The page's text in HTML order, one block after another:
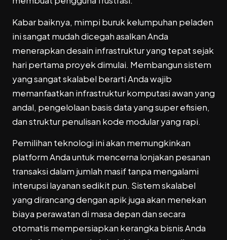
Kabar baiknya, mimpi buruk kelumpuhan peladen
ini sangat mudah dicegah asalkan Anda
menerapkan desain infrastruktur yang tepat sejak
hari pertama proyek dimulai. Membangun sistem
yang sangat skalabel berarti Anda wajib
memanfaatkan infrastruktur komputasi awan yang
andal, pengelolaan basis data yang super efisien,
dan struktur penulisan kode modular yang rapi.
Pemilihan teknologi ini akan memungkinkan
platform Anda untuk mencerna lonjakan pesanan
transaksi dalam jumlah masif tanpa mengalami
interupsi layanan sedikit pun. Sistem skalabel
yang dirancang dengan apik juga akan menekan
biaya perawatan di masa depan dan secara
otomatis mempersiapkan kerangka bisnis Anda